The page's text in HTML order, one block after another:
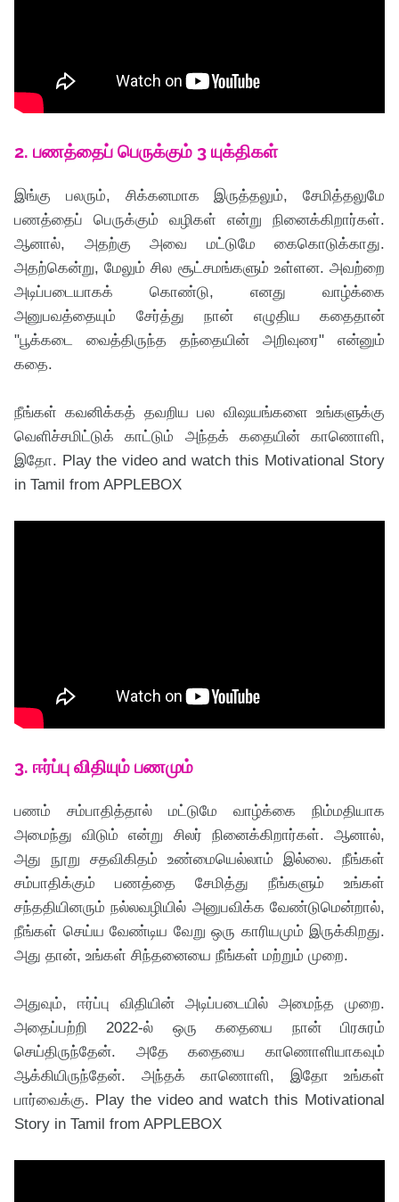
2. பணத்தைப் பெருக்கும் 3 யுக்திகள்
இங்கு பலரும், சிக்கனமாக இருத்தலும், சேமித்தலுமே
பணத்தைப் பெருக்கும் வழிகள் என்று நினைக்கிறார்கள்.
ஆனால், அதற்கு அவை மட்டுமே கைகொடுக்காது.
அதற்கென்று, மேலும் சில சூட்சமங்களும் உள்ளன. அவற்றை
அடிப்படையாகக் கொண்டு, எனது வாழ்க்கை
அனுபவத்தையும் சேர்த்து நான் எழுதிய கதைதான்
"பூக்கடை வைத்திருந்த தந்தையின் அறிவுரை" என்னும்
கதை.
நீங்கள் கவனிக்கத் தவறிய பல விஷயங்களை உங்களுக்கு
வெளிச்சமிட்டுக் காட்டும் அந்தக் கதையின் காணொளி,
இதோ. Play the video and watch this Motivational Story
in Tamil from APPLEBOX
3. ஈர்ப்பு விதியும் பணமும்
பணம் சம்பாதித்தால் மட்டுமே வாழ்க்கை நிம்மதியாக
அமைந்து விடும் என்று சிலர் நினைக்கிறார்கள். ஆனால்,
அது நூறு சதவிகிதம் உண்மையெல்லாம் இல்லை. நீங்கள்
சம்பாதிக்கும் பணத்தை சேமித்து நீங்களும் உங்கள்
சந்ததியினரும் நல்லவழியில் அனுபவிக்க வேண்டுமென்றால்,
நீங்கள் செய்ய வேண்டிய வேறு ஒரு காரியமும் இருக்கிறது.
அது தான், உங்கள் சிந்தனையை நீங்கள் மற்றும் முறை.
அதுவும், ஈர்ப்பு விதியின் அடிப்படையில் அமைந்த முறை.
அதைப்பற்றி 2022-ல் ஒரு கதையை நான் பிரசுரம்
செய்திருந்தேன். அதே கதையை காணொளியாகவும்
ஆக்கியிருந்தேன். அந்தக் காணொளி, இதோ உங்கள்
பார்வைக்கு. Play the video and watch this Motivational
Story in Tamil from APPLEBOX